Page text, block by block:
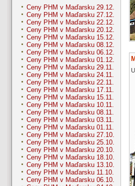
Ceny PHM v Maďarsku 29.12.
Ceny PHM v Maďarsku 27.12.
Ceny PHM v Maďarsku 22.12.
Ceny PHM v Maďarsku 20.12.
Ceny PHM v Maďarsku 15.12.
Ceny PHM v Maďarsku 08.12.
Ceny PHM v Maďarsku 06.12.
Ceny PHM v Maďarsku 01.12.
Ceny PHM v Maďarsku 29.11.
Ceny PHM v Maďarsku 24.11.
Ceny PHM v Maďarsku 22.11.
Ceny PHM v Maďarsku 17.11.
Ceny PHM v Maďarsku 15.11.
Ceny PHM v Maďarsku 10.11.
Ceny PHM v Maďarsku 08.11.
Ceny PHM v Maďarsku 03.11.
Ceny PHM v Maďarsku 01.11.
Ceny PHM v Maďarsku 27.10.
Ceny PHM v Maďarsku 25.10.
Ceny PHM v Maďarsku 20.10.
Ceny PHM v Maďarsku 18.10.
Ceny PHM v Maďarsku 13.10.
Ceny PHM v Maďarsku 11.10.
Ceny PHM v Maďarsku 06.10.